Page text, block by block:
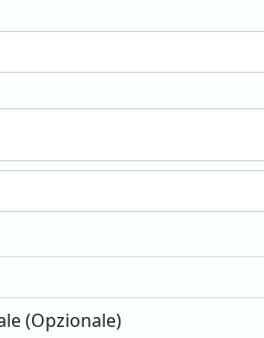
(Opzionale)